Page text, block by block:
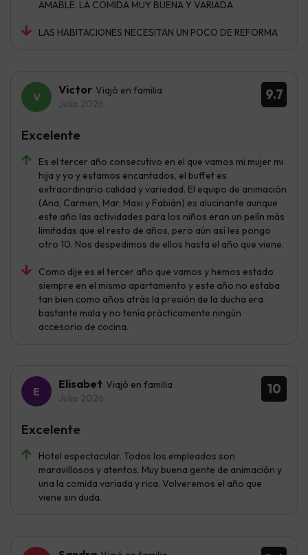
AMABLE. LA COMIDA MUY BUENA Y VARIADA
LAS HABITACIONES NECESITAN UN POCO DE REFORMA
9.7
Victor Viajó en familia
Julio 2026
Es el tercer año consecutivo en el que vamos mi mujer mi
hija y yo y estamos encantados, el buffet es
extraordinario calidad y variedad. El equipo de animación
(Ana, Carmen, Mar, Maxi y Fabián) es alucinante aunque
este año las actividades para los niños eran un pelín más
limitadas que el resto de años, pero aún así les pongo
otro 10. Nos despedimos de ellos hasta el año que viene.
Como dije es el tercer año que vamos y hemos estado
siempre en el mismo apartamento y este año no estaba
tan bien como años atrás la presión de la ducha era
bastante mala y no tenía prácticamente ningún
accesorio de cocina.
Excelente
10
Elisabet Viajó en familia
Julio 2026
Hotel espectacular. Todos los empleados son
maravillosos y atentos. Muy buena gente de animación y
una la comida variada y rica. Volveremos el año que
viene sin duda.
Excelente